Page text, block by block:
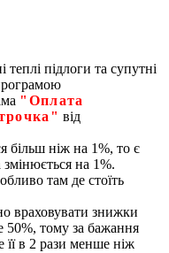
теплі підлоги та супутні
"Оплата
від
більш ніж на 1%, то є
на 1%.
там де стоїть
враховувати знижки
тому за бажання
в 2 рази менше ніж